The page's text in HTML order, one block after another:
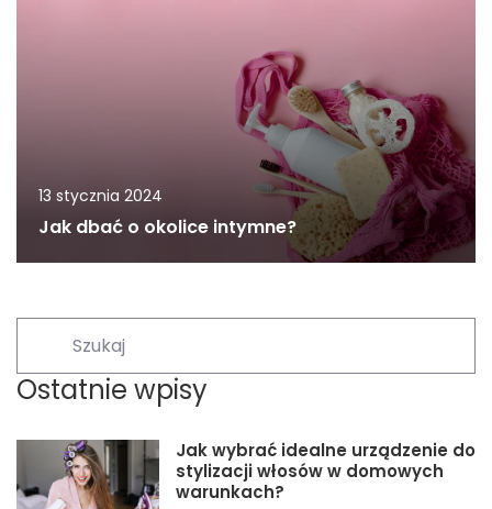
13 stycznia 2024
Jak dbać o okolice intymne?
Ostatnie wpisy
Jak wybrać idealne urządzenie do
stylizacji włosów w domowych
warunkach?